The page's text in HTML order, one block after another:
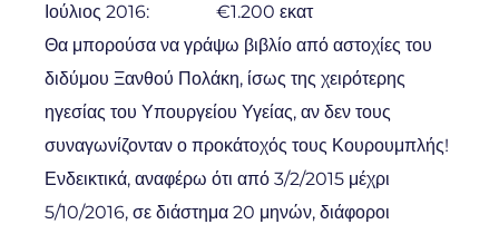
Ιούλιος 2016: €1.200 εκατ
Θα μπορούσα να γράψω βιβλίο από αστοχίες του
διδύμου Ξανθού Πολάκη, ίσως της χειρότερης
ηγεσίας του Υπουργείου Υγείας, αν δεν τους
συναγωνίζονταν ο προκάτοχός τους Κουρουμπλής!
Ενδεικτικά, αναφέρω ότι από 3/2/2015 μέχρι
5/10/2016, σε διάστημα 20 μηνών, διάφοροι